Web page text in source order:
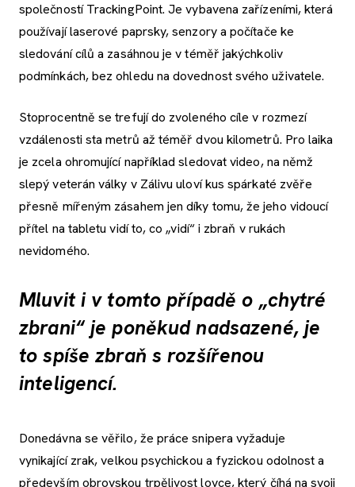
společností TrackingPoint. Je vybavena zařízeními, která
používají laserové paprsky, senzory a počítače ke
sledování cílů a zasáhnou je v téměř jakýchkoliv
podmínkách, bez ohledu na dovednost svého uživatele.
Stoprocentně se trefují do zvoleného cíle v rozmezí
vzdálenosti sta metrů až téměř dvou kilometrů. Pro laika
je zcela ohromující například sledovat video, na němž
slepý veterán války v Zálivu uloví kus spárkaté zvěře
přesně mířeným zásahem jen díky tomu, že jeho vidoucí
přítel na tabletu vidí to, co „vidí“ i zbraň v rukách
nevidomého.
Mluvit i v tomto případě o „chytré
zbrani“ je poněkud nadsazené, je
to spíše zbraň s rozšířenou
inteligencí.
Donedávna se věřilo, že práce snipera vyžaduje
vynikající zrak, velkou psychickou a fyzickou odolnost a
především obrovskou trpělivost lovce, který číhá na svoji